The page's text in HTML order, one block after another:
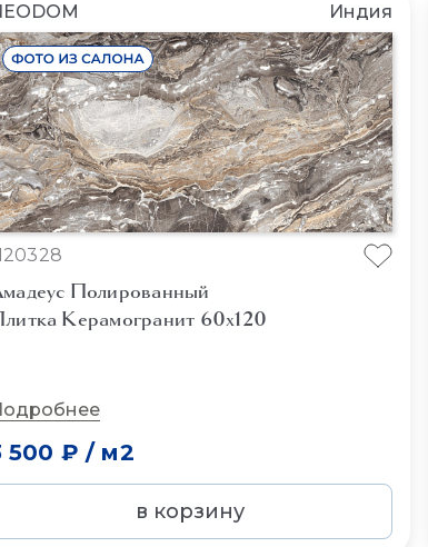
Индия
Полированный
Керамогранит 60x120
500 ₽ / м2
в корзину